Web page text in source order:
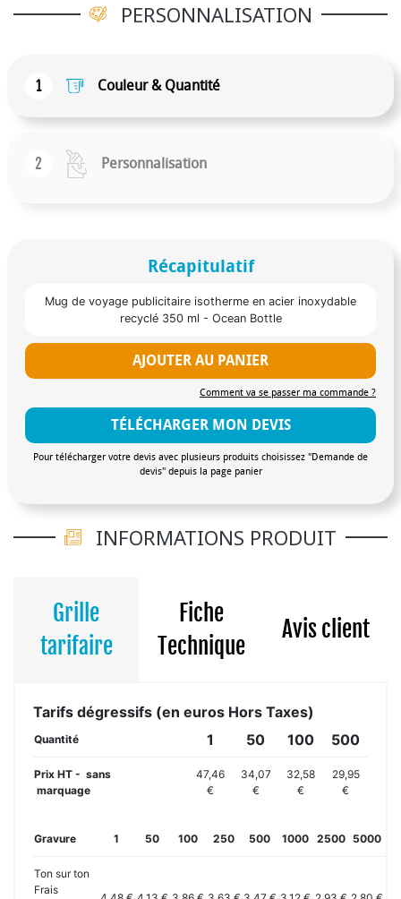
PERSONNALISATION
1 Couleur & Quantité
2 Personnalisation
Récapitulatif
Mug de voyage publicitaire isotherme en acier inoxydable
recyclé 350 ml - Ocean Bottle
AJOUTER AU PANIER
Comment va se passer ma commande ?
TÉLÉCHARGER MON DEVIS
Pour télécharger votre devis avec plusieurs produits choisissez "Demande de
devis" depuis la page panier
INFORMATIONS PRODUIT
Grille
tarifaire
Fiche
Technique
Avis client
Tarifs dégressifs (en euros Hors Taxes)
Quantité 1 50 100 500
Prix HT - sans
marquage
47,46
€
34,07
€
32,58
€
29,95
€
Gravure 1 50 100 250 500 1000 2500 5000
Ton sur ton
Frais